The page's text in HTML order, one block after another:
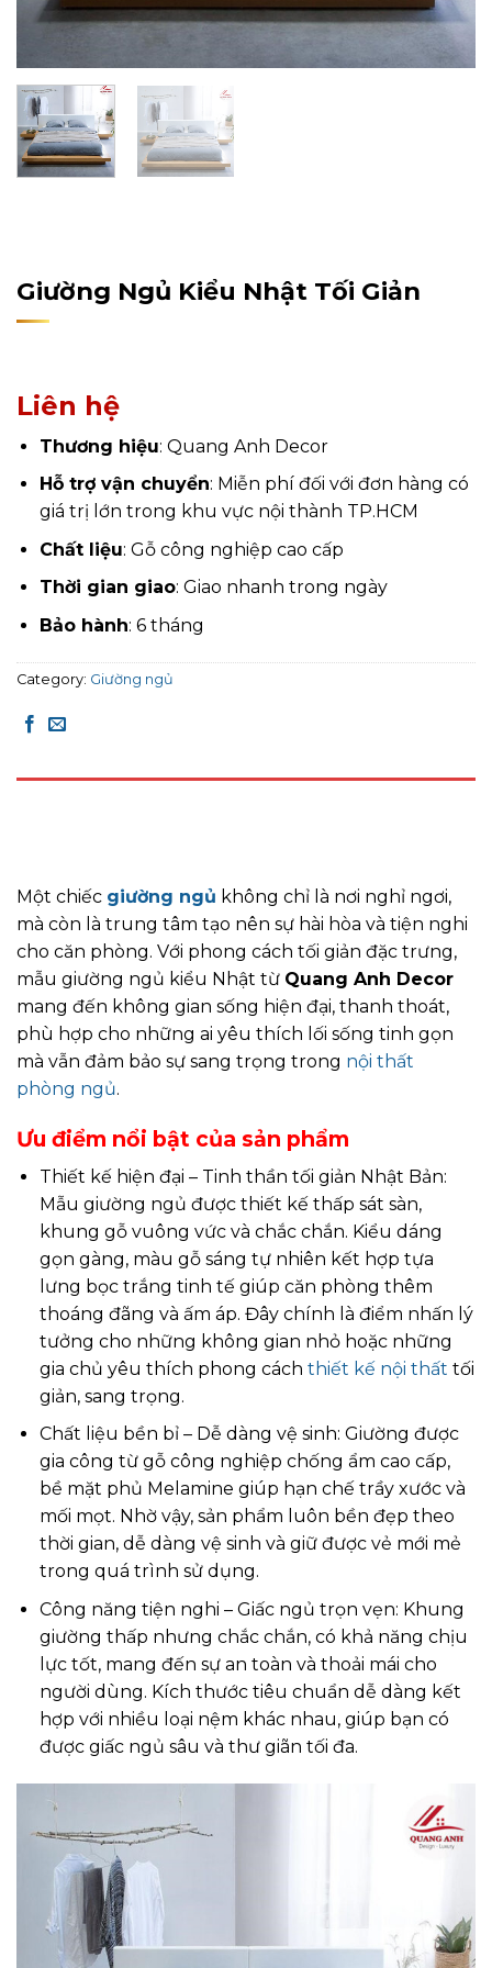
Giường Ngủ Kiểu Nhật Tối Giản
Liên hệ
Thương hiệu: Quang Anh Decor
Hỗ trợ vận chuyển: Miễn phí đối với đơn hàng có
giá trị lớn trong khu vực nội thành TP.HCM
Chất liệu: Gỗ công nghiệp cao cấp
Thời gian giao: Giao nhanh trong ngày
Bảo hành: 6 tháng
Category: Giường ngủ
Một chiếc giường ngủ không chỉ là nơi nghỉ ngơi,
mà còn là trung tâm tạo nên sự hài hòa và tiện nghi
cho căn phòng. Với phong cách tối giản đặc trưng,
mẫu giường ngủ kiểu Nhật từ Quang Anh Decor
mang đến không gian sống hiện đại, thanh thoát,
phù hợp cho những ai yêu thích lối sống tinh gọn
mà vẫn đảm bảo sự sang trọng trong nội thất
phòng ngủ.
Ưu điểm nổi bật của sản phẩm
Thiết kế hiện đại – Tinh thần tối giản Nhật Bản:
Mẫu giường ngủ được thiết kế thấp sát sàn,
khung gỗ vuông vức và chắc chắn. Kiểu dáng
gọn gàng, màu gỗ sáng tự nhiên kết hợp tựa
lưng bọc trắng tinh tế giúp căn phòng thêm
thoáng đãng và ấm áp. Đây chính là điểm nhấn lý
tưởng cho những không gian nhỏ hoặc những
gia chủ yêu thích phong cách thiết kế nội thất tối
giản, sang trọng.
Chất liệu bền bỉ – Dễ dàng vệ sinh: Giường được
gia công từ gỗ công nghiệp chống ẩm cao cấp,
bề mặt phủ Melamine giúp hạn chế trầy xước và
mối mọt. Nhờ vậy, sản phẩm luôn bền đẹp theo
thời gian, dễ dàng vệ sinh và giữ được vẻ mới mẻ
trong quá trình sử dụng.
Công năng tiện nghi – Giấc ngủ trọn vẹn: Khung
giường thấp nhưng chắc chắn, có khả năng chịu
lực tốt, mang đến sự an toàn và thoải mái cho
người dùng. Kích thước tiêu chuẩn dễ dàng kết
hợp với nhiều loại nệm khác nhau, giúp bạn có
được giấc ngủ sâu và thư giãn tối đa.